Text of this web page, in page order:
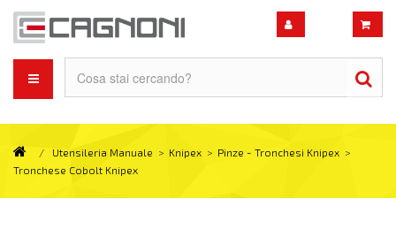
/ Utensileria Manuale > Knipex > Pinze - Tronchesi Knipex >
Tronchese Cobolt Knipex